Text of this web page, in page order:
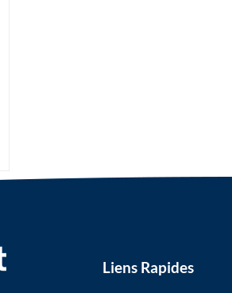
Liens Rapides